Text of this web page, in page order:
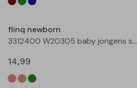
flinq newborn
3312400 W20305 baby jongens sweater Groen mos
14,99